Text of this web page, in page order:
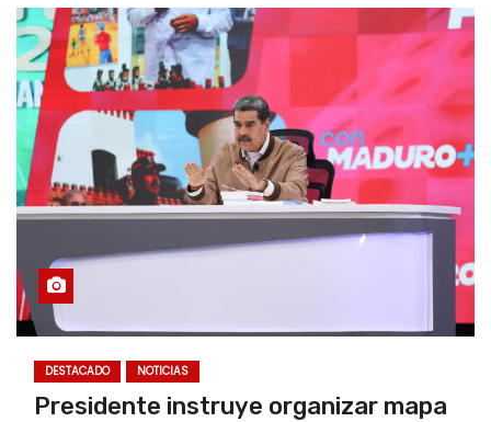
DESTACADO NOTICIAS
Presidente instruye organizar mapa